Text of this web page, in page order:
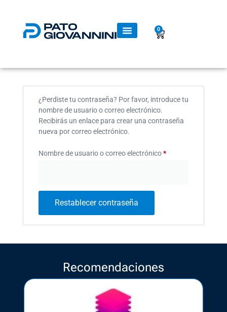
0
¿Perdiste tu contraseña? Por favor, introduce tu
nombre de usuario o correo electrónico.
Recibirás un enlace para crear una contraseña
nueva por correo electrónico.
Nombre de usuario o correo electrónico*
Restablecer contraseña
Recomendaciones